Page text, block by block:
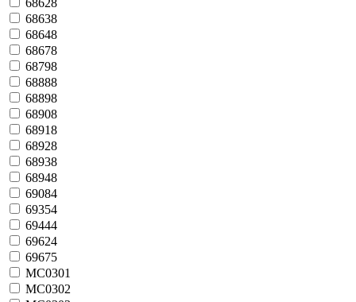
68638
68648
68678
68798
68888
68898
68908
68918
68928
68938
68948
69084
69354
69444
69624
69675
MC0301
MC0302